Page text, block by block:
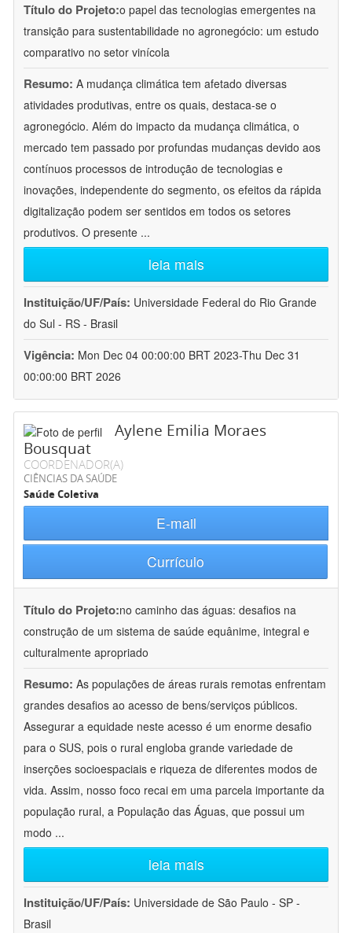
Título do Projeto:o papel das tecnologias emergentes na
transição para sustentabilidade no agronegócio: um estudo
comparativo no setor vinícola
Resumo: A mudança climática tem afetado diversas
atividades produtivas, entre os quais, destaca-se o
agronegócio. Além do impacto da mudança climática, o
mercado tem passado por profundas mudanças devido aos
contínuos processos de introdução de tecnologias e
inovações, independente do segmento, os efeitos da rápida
digitalização podem ser sentidos em todos os setores
produtivos. O presente ...
leia mais
Instituição/UF/País: Universidade Federal do Rio Grande
do Sul - RS - Brasil
Vigência: Mon Dec 04 00:00:00 BRT 2023-Thu Dec 31
00:00:00 BRT 2026
Aylene Emilia Moraes
Bousquat
COORDENADOR(A)
CIÊNCIAS DA SAÚDE
Saúde Coletiva
E-mail
Currículo
Título do Projeto:no caminho das águas: desafios na
construção de um sistema de saúde equânime, integral e
culturalmente apropriado
Resumo: As populações de áreas rurais remotas enfrentam
grandes desafios ao acesso de bens/serviços públicos.
Assegurar a equidade neste acesso é um enorme desafio
para o SUS, pois o rural engloba grande variedade de
inserções socioespaciais e riqueza de diferentes modos de
vida. Assim, nosso foco recai em uma parcela importante da
população rural, a População das Águas, que possui um
modo ...
leia mais
Instituição/UF/País: Universidade de São Paulo - SP -
Brasil